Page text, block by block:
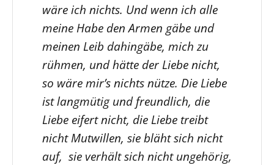
wäre ich nichts. Und wenn ich alle
meine Habe den Armen gäbe und
meinen Leib dahingäbe, mich zu
rühmen, und hätte der Liebe nicht,
so wäre mir’s nichts nütze. Die Liebe
ist langmütig und freundlich, die
Liebe eifert nicht, die Liebe treibt
nicht Mutwillen, sie bläht sich nicht
auf, sie verhält sich nicht ungehörig,